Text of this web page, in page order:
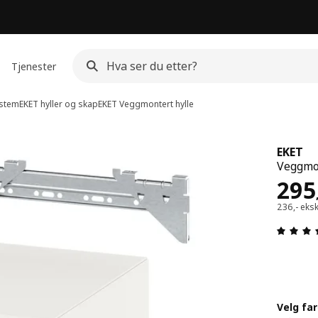
Tjenester
EKET hyller og skapEKET Veggmontert hylle
EKET
295,
Pris
236,-
Velg